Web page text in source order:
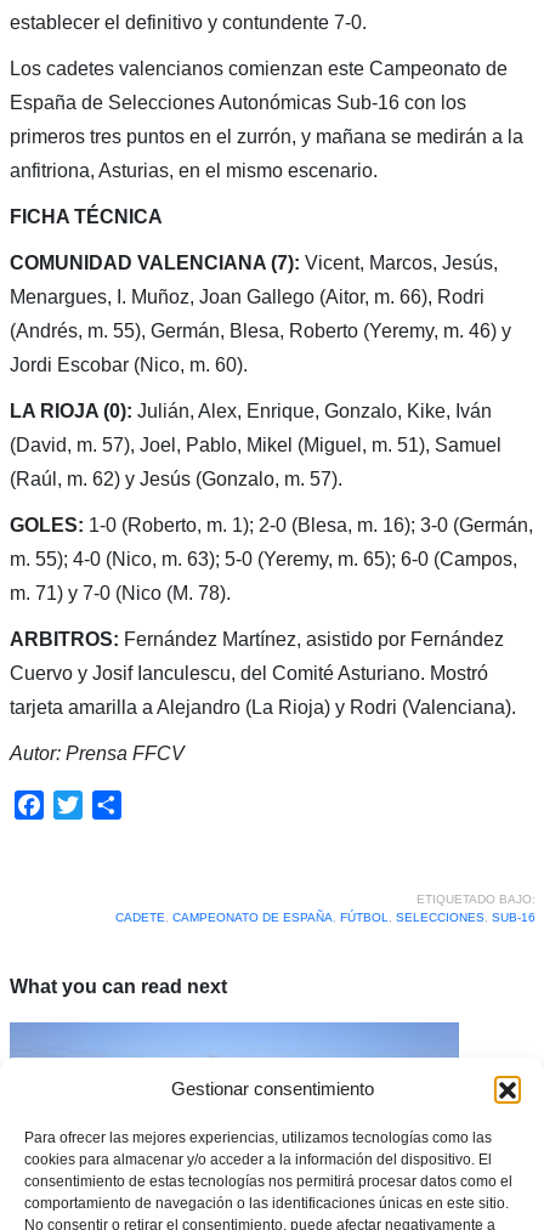
Gestionar consentimiento
Para ofrecer las mejores experiencias, utilizamos tecnologías como las
cookies para almacenar y/o acceder a la información del dispositivo. El
consentimiento de estas tecnologías nos permitirá procesar datos como el
comportamiento de navegación o las identificaciones únicas en este sitio.
No consentir o retirar el consentimiento, puede afectar negativamente a
establecer el definitivo y contundente 7-0.
Los cadetes valencianos comienzan este Campeonato de
España de Selecciones Autonómicas Sub-16 con los
primeros tres puntos en el zurrón, y mañana se medirán a la
anfitriona, Asturias, en el mismo escenario.
FICHA TÉCNICA
COMUNIDAD VALENCIANA (7): Vicent, Marcos, Jesús,
Menargues, I. Muñoz, Joan Gallego (Aitor, m. 66), Rodri
(Andrés, m. 55), Germán, Blesa, Roberto (Yeremy, m. 46) y
Jordi Escobar (Nico, m. 60).
LA RIOJA (0): Julián, Alex, Enrique, Gonzalo, Kike, Iván
(David, m. 57), Joel, Pablo, Mikel (Miguel, m. 51), Samuel
(Raúl, m. 62) y Jesús (Gonzalo, m. 57).
GOLES: 1-0 (Roberto, m. 1); 2-0 (Blesa, m. 16); 3-0 (Germán,
m. 55); 4-0 (Nico, m. 63); 5-0 (Yeremy, m. 65); 6-0 (Campos,
m. 71) y 7-0 (Nico (M. 78).
ARBITROS: Fernández Martínez, asistido por Fernández
Cuervo y Josif Ianculescu, del Comité Asturiano. Mostró
tarjeta amarilla a Alejandro (La Rioja) y Rodri (Valenciana).
Autor: Prensa FFCV
Facebook
Twitter
ETIQUETADO BAJO:
CADETE
CAMPEONATO DE ESPAÑA FÚTBOL SELECCIONES, SUB-16
What you can read next